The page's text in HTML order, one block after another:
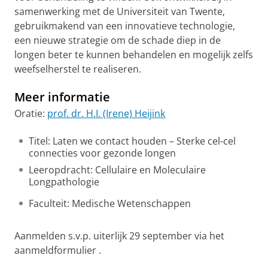
samenwerking met de Universiteit van Twente,
gebruikmakend van een innovatieve technologie,
een nieuwe strategie om de schade diep in de
longen beter te kunnen behandelen en mogelijk zelfs
weefselherstel te realiseren.
Meer informatie
Oratie: prof. dr. H.I. (Irene) Heijink
Titel: Laten we contact houden – Sterke cel-cel
connecties voor gezonde longen
Leeropdracht: Cellulaire en Moleculaire
Longpathologie
Faculteit: Medische Wetenschappen
Aanmelden s.v.p. uiterlijk 29 september via het
aanmeldformulier .